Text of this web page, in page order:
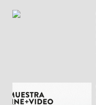
LATEST VIDEOS